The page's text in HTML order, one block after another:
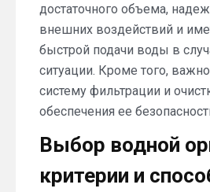
достаточного объема,
внешних воздействий и
быстрой подачи воды в
ситуации. Кроме того,
систему фильтрации и
обеспечения ее
Выбор водной
критерии и